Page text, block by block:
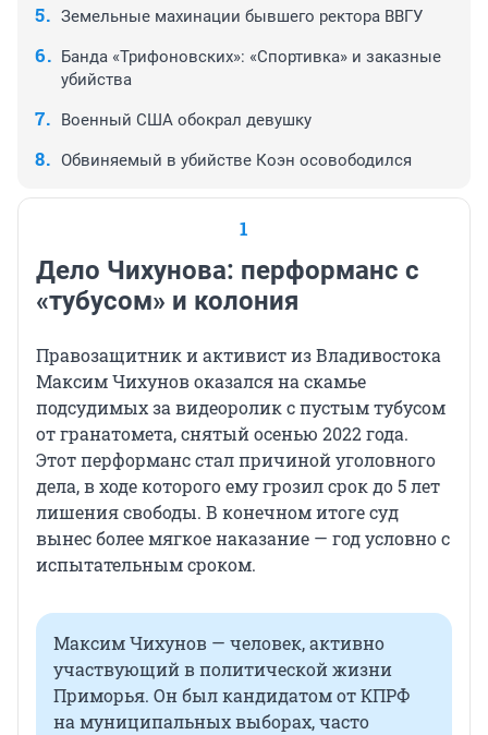
Земельные махинации бывшего ректора ВВГУ
Банда «Трифоновских»: «Спортивка» и заказные
убийства
Военный США обокрал девушку
Обвиняемый в убийстве Коэн осовободился
1
Дело Чихунова: перформанс с
«тубусом» и колония
Правозащитник и активист из Владивостока
Максим Чихунов оказался на скамье
подсудимых за видеоролик с пустым тубусом
от гранатомета, снятый осенью 2022 года.
Этот перформанс стал причиной уголовного
дела, в ходе которого ему грозил срок до 5 лет
лишения свободы. В конечном итоге суд
вынес более мягкое наказание — год условно с
испытательным сроком.
Максим Чихунов — человек, активно
участвующий в политической жизни
Приморья. Он был кандидатом от КПРФ
на муниципальных выборах, часто